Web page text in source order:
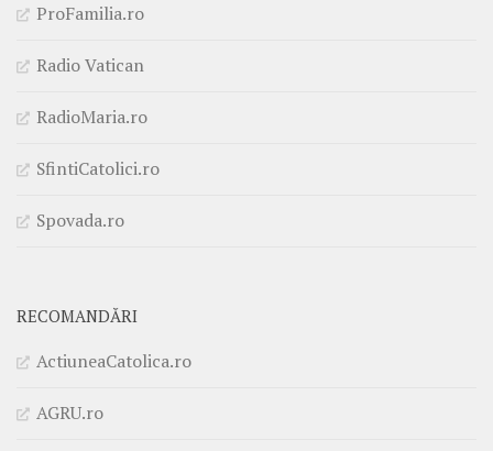
ProFamilia.ro
Radio Vatican
RadioMaria.ro
SfintiCatolici.ro
Spovada.ro
RECOMANDĂRI
ActiuneaCatolica.ro
AGRU.ro